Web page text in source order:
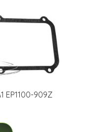
EP1100-909Z